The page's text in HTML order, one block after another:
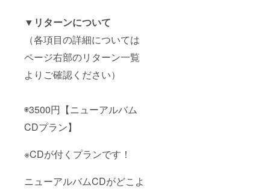
▼リターンについて
（各項目の詳細については
ページ右部のリターン一覧
よりご確認ください）
◉3500円【ニューアルバム
CDプラン】
※CDが付くプランです！
ニューアルバムCDがどこよ